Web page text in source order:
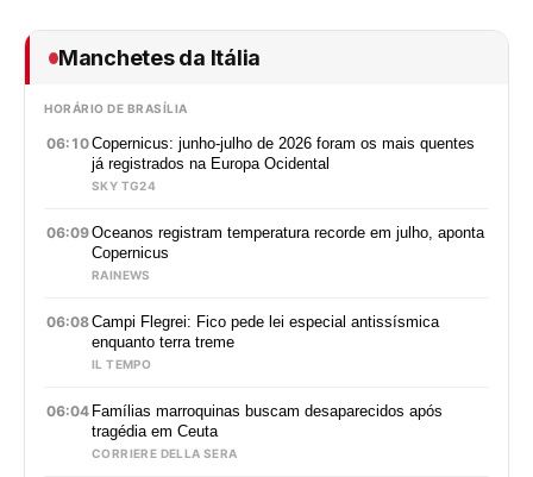
Manchetes da Itália
HORÁRIO DE BRASÍLIA
06:10Copernicus: junho-julho de 2026 foram os mais quentes
já registrados na Europa Ocidental
SKY TG24
06:09Oceanos registram temperatura recorde em julho, aponta
Copernicus
RAINEWS
06:08Campi Flegrei: Fico pede lei especial antissísmica
enquanto terra treme
IL TEMPO
06:04 Famílias marroquinas buscam desaparecidos após
tragédia em Ceuta
CORRIERE DELLA SERA